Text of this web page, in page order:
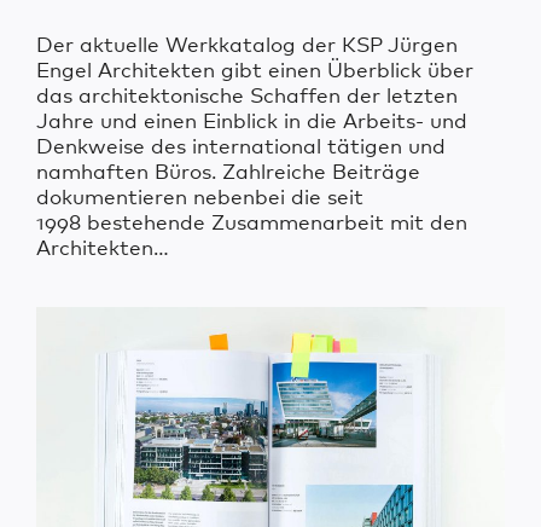
Der aktuelle Werkkatalog der KSP Jürgen
Engel Architekten gibt einen Überblick über
das architektonische Schaffen der letzten
Jahre und einen Einblick in die Arbeits- und
Denkweise des international tätigen und
namhaften Büros. Zahlreiche Beiträge
dokumentieren nebenbei die seit
1998 bestehende Zusammenarbeit mit den
Architekten…